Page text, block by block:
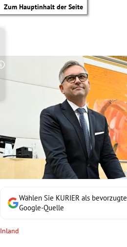
Zum Hauptinhalt der Seite
Untermenü
Untermenü
Wählen Sie KURIER als bevorzugte
Google-Quelle
Inland
Copyright-Hinweis öffnen/schließen